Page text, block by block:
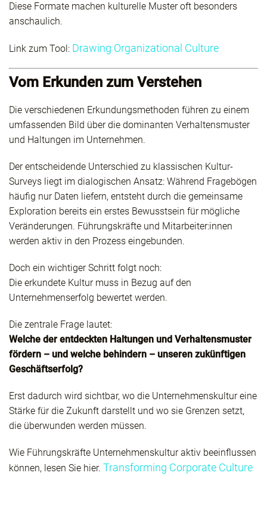
Diese Formate machen kulturelle Muster oft besonders
anschaulich.
Link zum Tool: Drawing Organizational Culture
Vom Erkunden zum Verstehen
Die verschiedenen Erkundungsmethoden führen zu einem
umfassenden Bild über die dominanten Verhaltensmuster
und Haltungen im Unternehmen.
Der entscheidende Unterschied zu klassischen Kultur-
Surveys liegt im dialogischen Ansatz: Während Fragebögen
häufig nur Daten liefern, entsteht durch die gemeinsame
Exploration bereits ein erstes Bewusstsein für mögliche
Veränderungen. Führungskräfte und Mitarbeiter:innen
werden aktiv in den Prozess eingebunden.
Doch ein wichtiger Schritt folgt noch:
Die erkundete Kultur muss in Bezug auf den
Unternehmenserfolg bewertet werden.
Die zentrale Frage lautet:
Welche der entdeckten Haltungen und Verhaltensmuster
fördern – und welche behindern – unseren zukünftigen
Geschäftserfolg?
Erst dadurch wird sichtbar, wo die Unternehmenskultur eine
Stärke für die Zukunft darstellt und wo sie Grenzen setzt,
die überwunden werden müssen.
Wie Führungskräfte Unternehmenskultur aktiv beeinflussen
können, lesen Sie hier. Transforming Corporate Culture